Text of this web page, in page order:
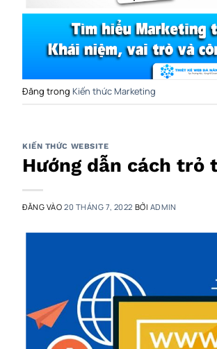
Đăng trong Kiến thức Marketing
KIẾN THỨC WEBSITE
Hướng dẫn cách trỏ
ĐĂNG VÀO20 THÁNG 7, 2022 BỞI ADMIN